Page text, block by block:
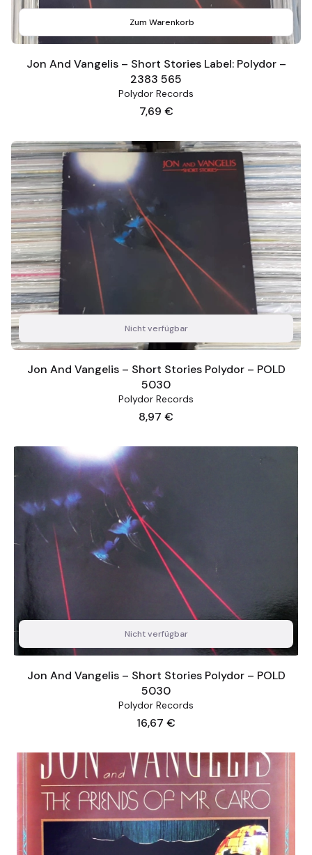
Zum Warenkorb
Jon And Vangelis – Short Stories Label: Polydor –
2383 565
Polydor Records
Preis
7,69 €
Nicht verfügbar
Jon And Vangelis – Short Stories Polydor – POLD
5030
Polydor Records
Preis
8,97 €
Nicht verfügbar
Jon And Vangelis – Short Stories Polydor – POLD
5030
Polydor Records
Preis
16,67 €